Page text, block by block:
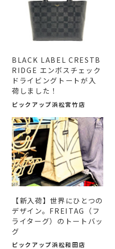
BLACK LABEL CRESTB
RIDGE エンボスチェック
ドライビングトートが入
荷しました！
ピックアップ浜松宮竹店
【新入荷】世界にひとつの
デザイン。FREITAG（フ
ライターグ）のトートバッ
グ
ピックアップ浜松和田店